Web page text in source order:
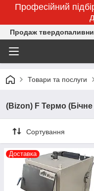
Професійний
Продаж
Товари та послуги
(Bizon) F Термо
Сортування
Доставка